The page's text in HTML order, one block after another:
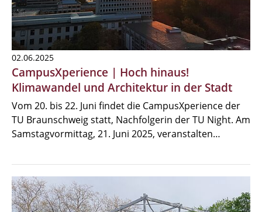
02.06.2025
CampusXperience | Hoch hinaus!
Klimawandel und Architektur in der Stadt
Vom 20. bis 22. Juni findet die CampusXperience der
TU Braunschweig statt, Nachfolgerin der TU Night. Am
Samstagvormittag, 21. Juni 2025, veranstalten…